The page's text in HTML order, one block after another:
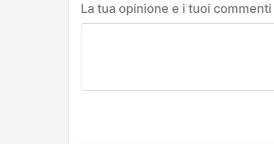
La tua opinione e i tuoi